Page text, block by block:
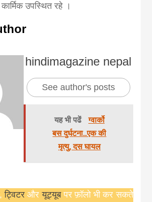
उपस्थित रहे ।
hindimagazine nepal
See author's posts
यह भी पढें
ग्वार्को
बस दुर्घटना..एक की
मृत्यु, दस घायल
ट्विटरऔरयूट्यूबपर फ़ॉलो भी कर सकते